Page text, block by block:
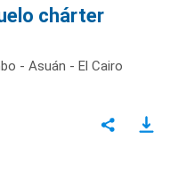
chárter
- Asuán - El Cairo